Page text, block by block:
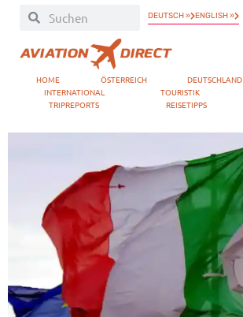
DEUTSCH » ENGLISH »
HOME ÖSTERREICH DEUTSCHLAND
INTERNATIONAL
TOURISTIK
TRIPREPORTS
REISETIPPS